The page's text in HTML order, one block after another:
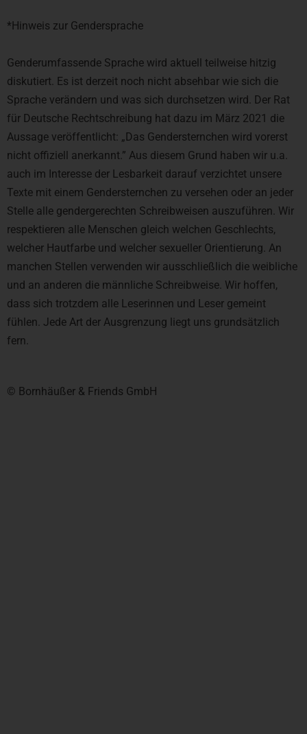
*Hinweis zur Gendersprache
Genderumfassende Sprache wird aktuell teilweise hitzig
diskutiert. Es ist derzeit noch nicht absehbar wie sich die
Sprache verändern und was sich durchsetzen wird. Der Rat
für Deutsche Rechtschreibung hat dazu im März 2021 die
Aussage veröffentlicht: „Das Gendersternchen wird vorerst
nicht offiziell anerkannt.” Aus diesem Grund haben wir u.a.
auch im Interesse der Lesbarkeit darauf verzichtet unsere
Texte mit einem Gendersternchen zu versehen oder an jeder
Stelle alle gendergerechten Schreibweisen auszuführen. Wir
respektieren alle Menschen gleich welchen Geschlechts,
welcher Hautfarbe und welcher sexueller Orientierung. An
manchen Stellen verwenden wir ausschließlich die weibliche
und an anderen die männliche Schreibweise. Wir hoffen,
dass sich trotzdem alle Leserinnen und Leser gemeint
fühlen. Jede Art der Ausgrenzung liegt uns grundsätzlich
fern.
© Bornhäußer & Friends GmbH​